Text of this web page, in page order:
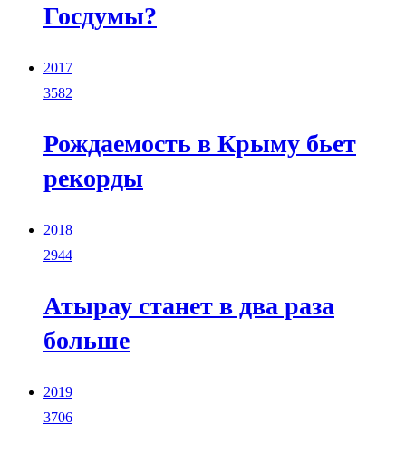
Госдумы?
2017
3582
Рождаемость в Крыму бьет
рекорды
2018
2944
Атырау станет в два раза
больше
2019
3706